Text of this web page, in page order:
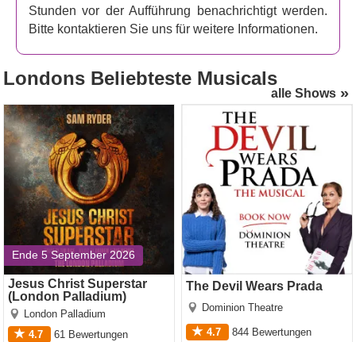
Stunden vor der Aufführung benachrichtigt werden.
Bitte kontaktieren Sie uns für weitere Informationen.
alle Shows
Londons Beliebteste Musicals
Ende 5 September 2026
Jesus Christ Superstar
(London Palladium)
London Palladium
4.7
61 Bewertungen
Jesus Christ Superstar
(London Palladium)
The Devil Wears Prada
Dominion Theatre
4.7 844 Bewertungen
The Devil Wears Prada